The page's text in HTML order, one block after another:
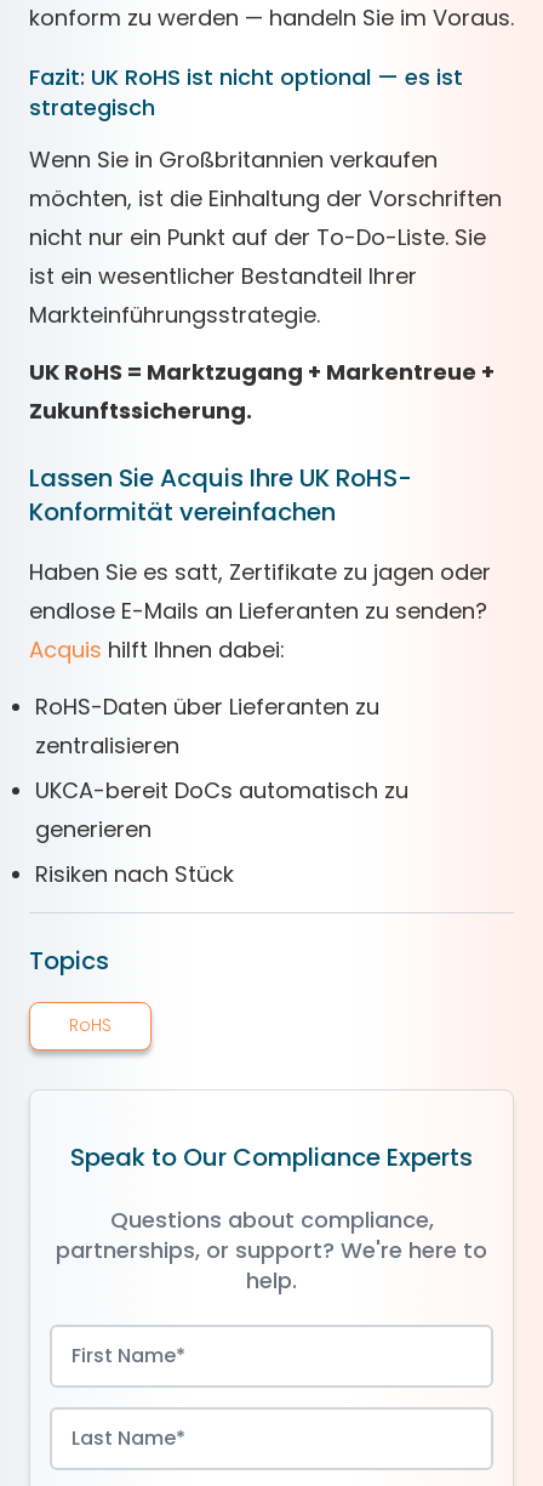
konform zu werden — handeln Sie im Voraus.
Fazit: UK RoHS ist nicht optional — es ist
strategisch
Wenn Sie in Großbritannien verkaufen
möchten, ist die Einhaltung der Vorschriften
nicht nur ein Punkt auf der To-Do-Liste. Sie
ist ein wesentlicher Bestandteil Ihrer
Markteinführungsstrategie.
UK RoHS = Marktzugang + Markentreue +
Zukunftssicherung.
Lassen Sie Acquis Ihre UK RoHS-
Konformität vereinfachen
Haben Sie es satt, Zertifikate zu jagen oder
endlose E-Mails an Lieferanten zu senden?
Acquis hilft Ihnen dabei:
RoHS-Daten über Lieferanten zu
zentralisieren
UKCA-bereit DoCs automatisch zu
generieren
Risiken nach Stück
Topics
RoHS
Speak to Our Compliance Experts
Questions about compliance,
partnerships, or support? We're here to
help.